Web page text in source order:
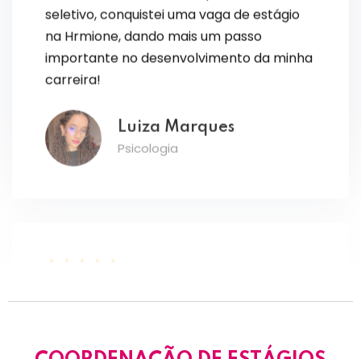
na Hrmione, dando mais um passo
importante no desenvolvimento da minha
carreira!
Psicologia
na minha trajetória. Por meio da
agregaram muito à minha formação e me